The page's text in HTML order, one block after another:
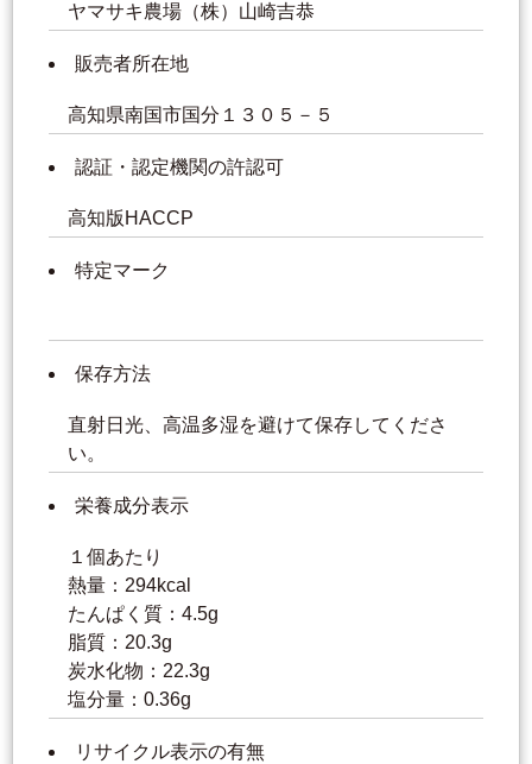
ヤマサキ農場（株）山崎吉恭
販売者所在地
高知県南国市国分１３０５－５
認証・認定機関の許認可
高知版HACCP
特定マーク
保存方法
直射日光、高温多湿を避けて保存してくださ
い。
栄養成分表示
１個あたり
熱量：294kcal
たんぱく質：4.5g
脂質：20.3g
炭水化物：22.3g
塩分量：0.36g
リサイクル表示の有無